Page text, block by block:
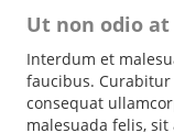
Ut non odio
Interdum et
faucibus.
consequat
malesuada felis,